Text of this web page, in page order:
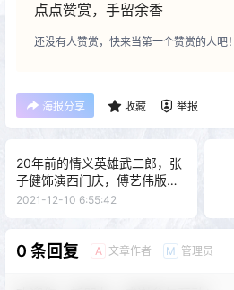
点点赞赏，手留余香
还没有人赞赏，快来当第一个赞赏的人吧！
海报分享 收藏 举报
20年前的情义英雄武二郎，张
子健饰演西门庆，傅艺伟版潘
金莲很惊艳
2021-12-10 6:55:42
0 条回复 A 文章作者 M 管理员